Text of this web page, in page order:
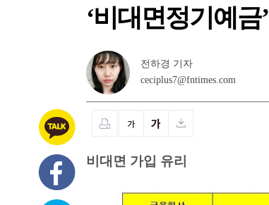
‘비대면정기예금’
전하경 기자
ceciplus7@fntimes.com
비대면 가입 유리